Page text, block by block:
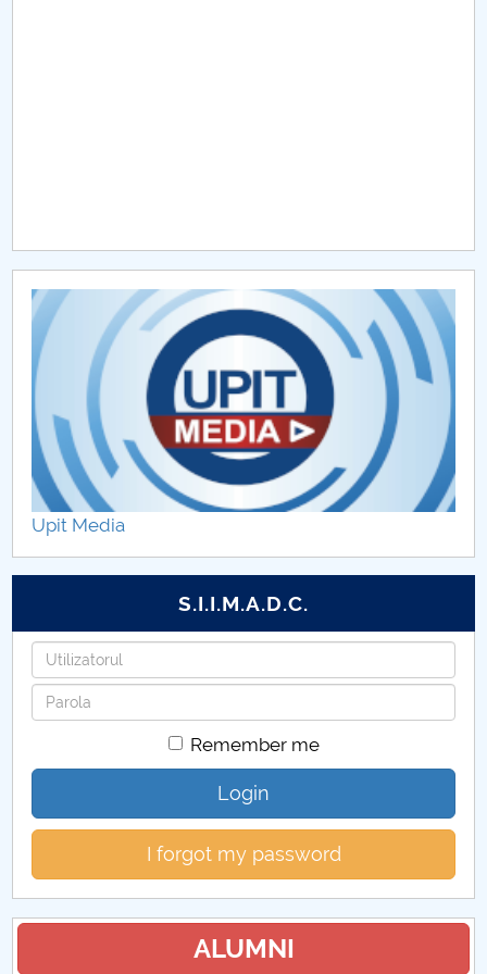
Chestionar angajabilitate ALUMNI – UPB
CAR2026
MENIU CANTINA
Hotărâri Senat din 11 ianuarie 2024
Hotărâri Senat din 27 iunie 2024
Hotărâri Senat din 5 iulie 2024
Hotărâri Senat din 22 iulie 2024
Hotărâri Senat din 31 iulie 2024
Hotărâri Senat din 20 septembrie 2024
Hotărâri Senat din 27 septembrie
Hotărâri Senat din 14 octombrie 2024
Hotărâri Senat din 24 octombrie 2024
Hotărâri Senat din 30 octombrie 2024
Upit Media
S.I.I.M.A.D.C.
Username
Password
Remember me
Login
I forgot my password
ALUMNI